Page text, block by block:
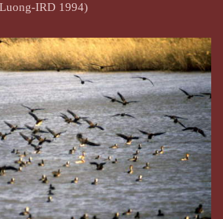
IRD 1994)